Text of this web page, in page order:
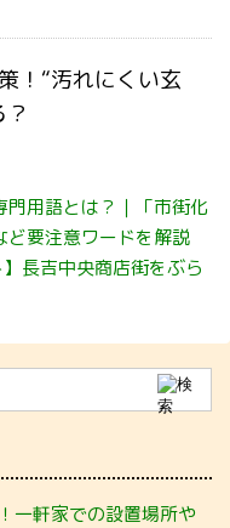
！“汚れにくい玄
門用語とは？｜「市街化
ど要注意ワードを解説
長吉中央商店街をぶら
一軒家での設置場所や